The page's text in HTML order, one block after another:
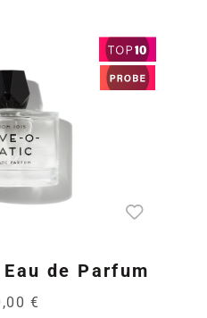
de Parfum
€